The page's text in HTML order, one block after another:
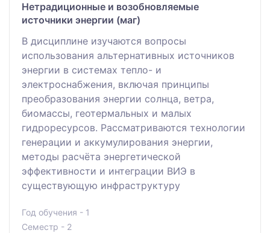
Нетрадиционные и возобновляемые
источники энергии (маг)
В дисциплине изучаются вопросы
использования альтернативных источников
энергии в системах тепло- и
электроснабжения, включая принципы
преобразования энергии солнца, ветра,
биомассы, геотермальных и малых
гидроресурсов. Рассматриваются технологии
генерации и аккумулирования энергии,
методы расчёта энергетической
эффективности и интеграции ВИЭ в
существующую инфраструктуру
Год обучения - 1
Семестр - 2